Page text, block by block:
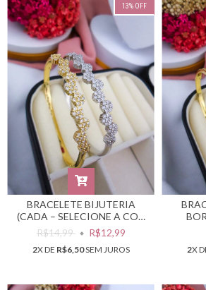
13% OFF
BRACELETE BIJUTERIA
(CADA – SELECIONE A COR
DESEJADA) #PB0301787
R$14,99 R$12,99
2X DE R$6,50SEM JUROS 2X